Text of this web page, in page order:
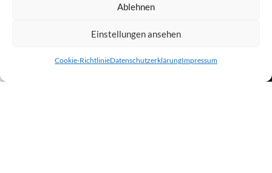
Ablehnen
Einstellungen ansehen
Cookie-RichtlinieDatenschutzerklärungImpressum
Newsletter - Anmeldung